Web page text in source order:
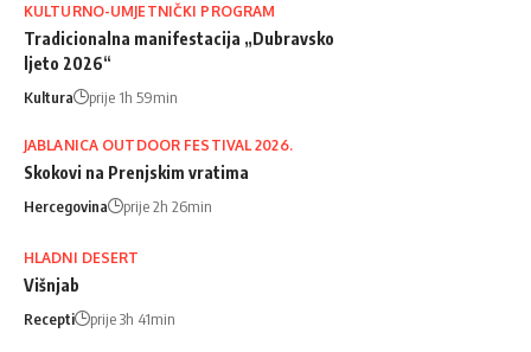
KULTURNO-UMJETNIČKI PROGRAM
Tradicionalna manifestacija „Dubravsko
ljeto 2026“
Kultura prije 1h 59min
JABLANICA OUTDOOR FESTIVAL 2026.
Skokovi na Prenjskim vratima
Hercegovina prije 2h 26min
HLADNI DESERT
Višnjab
Recepti prije 3h 41min